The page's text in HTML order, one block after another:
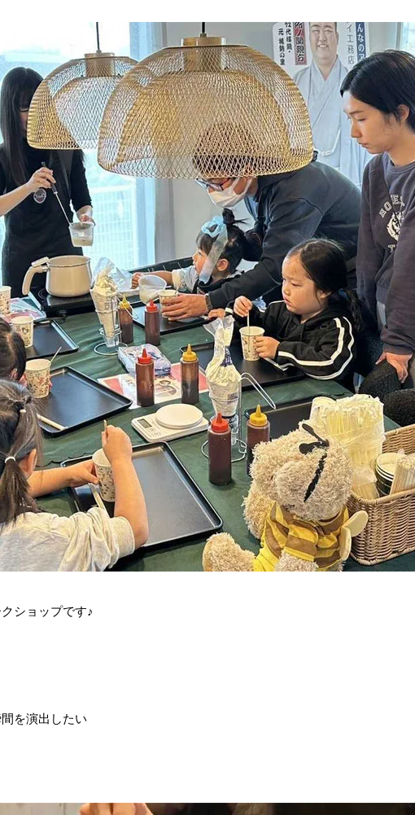
ショップです♪
を演出したい